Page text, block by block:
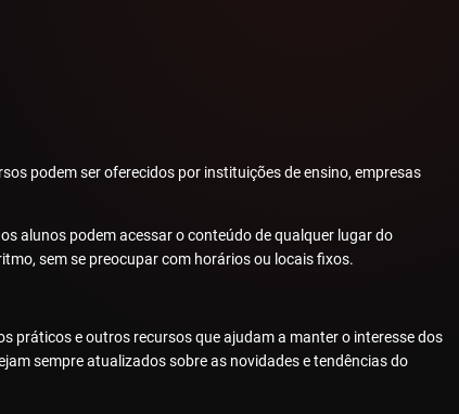
podem ser oferecidos por instituições de ensino, empresas
alunos podem acessar o conteúdo de qualquer lugar do
sem se preocupar com horários ou locais fixos.
práticos e outros recursos que ajudam a manter o interesse dos
sempre atualizados sobre as novidades e tendências do